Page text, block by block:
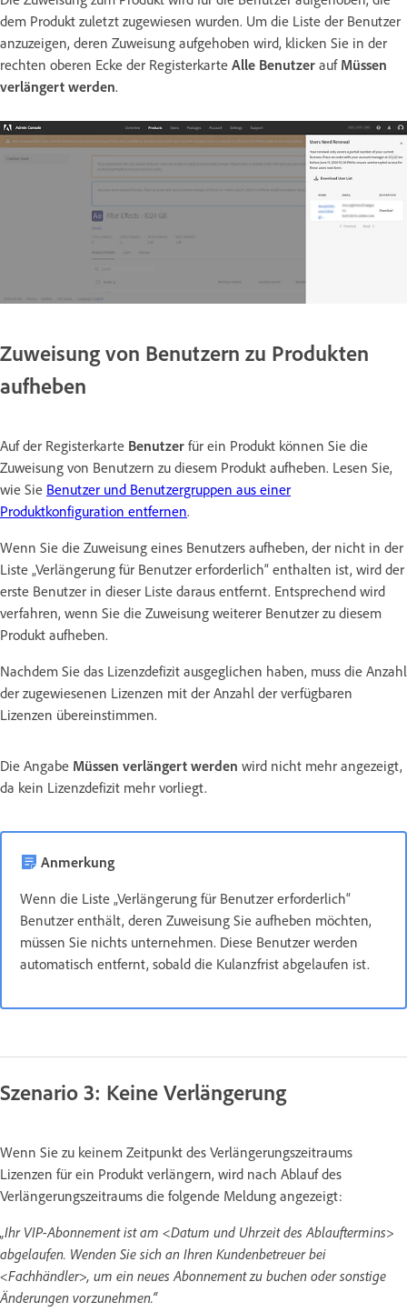
dem Produkt zuletzt zugewiesen wurden. Um die Liste der Benutzer
anzuzeigen, deren Zuweisung aufgehoben wird, klicken Sie in der
rechten oberen Ecke der Registerkarte Alle Benutzer auf Müssen
verlängert werden.
Zuweisung von Benutzern zu Produkten
aufheben
Auf der Registerkarte Benutzer für ein Produkt können Sie die
Zuweisung von Benutzern zu diesem Produkt aufheben. Lesen Sie,
wie Sie Benutzer und Benutzergruppen aus einer
Produktkonfiguration entfernen.
Wenn Sie die Zuweisung eines Benutzers aufheben, der nicht in der
Liste „Verlängerung für Benutzer erforderlich“ enthalten ist, wird der
erste Benutzer in dieser Liste daraus entfernt. Entsprechend wird
verfahren, wenn Sie die Zuweisung weiterer Benutzer zu diesem
Produkt aufheben.
Nachdem Sie das Lizenzdefizit ausgeglichen haben, muss die Anzahl
der zugewiesenen Lizenzen mit der Anzahl der verfügbaren
Lizenzen übereinstimmen.
Die Angabe Müssen verlängert werden wird nicht mehr angezeigt,
da kein Lizenzdefizit mehr vorliegt.
Anmerkung
Wenn die Liste „Verlängerung für Benutzer erforderlich“
Benutzer enthält, deren Zuweisung Sie aufheben möchten,
müssen Sie nichts unternehmen. Diese Benutzer werden
automatisch entfernt, sobald die Kulanzfrist abgelaufen ist.
Szenario 3: Keine Verlängerung
Wenn Sie zu keinem Zeitpunkt des Verlängerungszeitraums
Lizenzen für ein Produkt verlängern, wird nach Ablauf des
Verlängerungszeitraums die folgende Meldung angezeigt:
„Ihr VIP-Abonnement ist am <Datum und Uhrzeit des Ablauftermins>
abgelaufen. Wenden Sie sich an Ihren Kundenbetreuer bei
<Fachhändler>, um ein neues Abonnement zu buchen oder sonstige
Änderungen vorzunehmen.“